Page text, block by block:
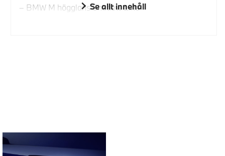
BMW M högglans Shadow Line
Se allt innehåll